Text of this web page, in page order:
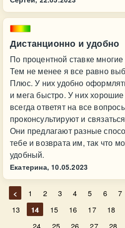
Дистанционно и удобно
По процентной ставке
Тем не менее я все равно
Плюс. У них удобно
и мега быстро. У них
всегда ответят на все
проконсультируют и
Они предлагают разные
тебе и возврата им, так что
удобный.
Екатерина, 10.05.2023
< 1 2 3 4 5 6 7
13
14 15 16 17 18
24
25 26 27 28